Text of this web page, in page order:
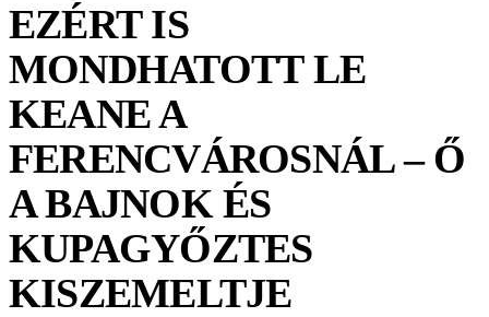
EZÉRT IS
MONDHATOTT LE
KEANE A
FERENCVÁROSNÁL – Ő
A BAJNOK ÉS
KUPAGYŐZTES
KISZEMELTJE